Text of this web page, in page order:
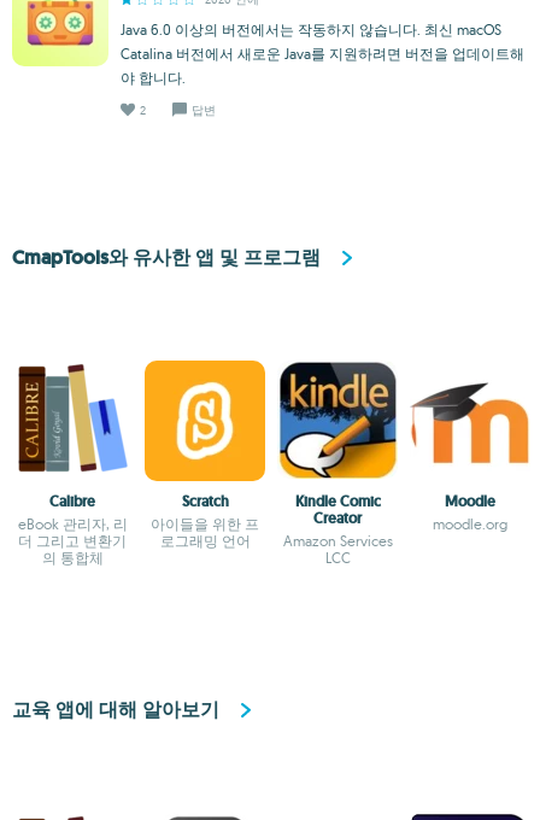
Java 6.0 이상의 버전에서는 작동하지 않습니다. 최신 macOS
Catalina 버전에서 새로운 Java를 지원하려면 버전을 업데이트해
야 합니다.
2 답변
CmapTools와 유사한 앱 및 프로그램
Calibre
eBook 관리자, 리
더 그리고 변환기
의 통합체
Scratch
아이들을 위한 프
로그래밍 언어
Kindle Comic
Creator
Amazon Services
LCC
Moodle
moodle.org
교육 앱에 대해 알아보기